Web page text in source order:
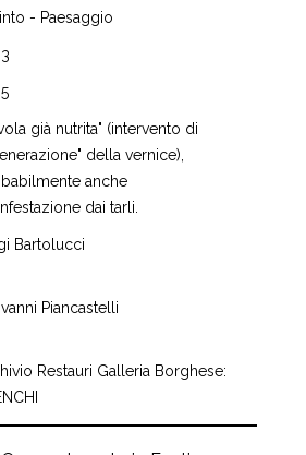
- Paesaggio
già nutrita" (intervento di
della vernice),
anche
dai tarli.
Bartolucci
Piancastelli
Restauri Galleria Borghese: